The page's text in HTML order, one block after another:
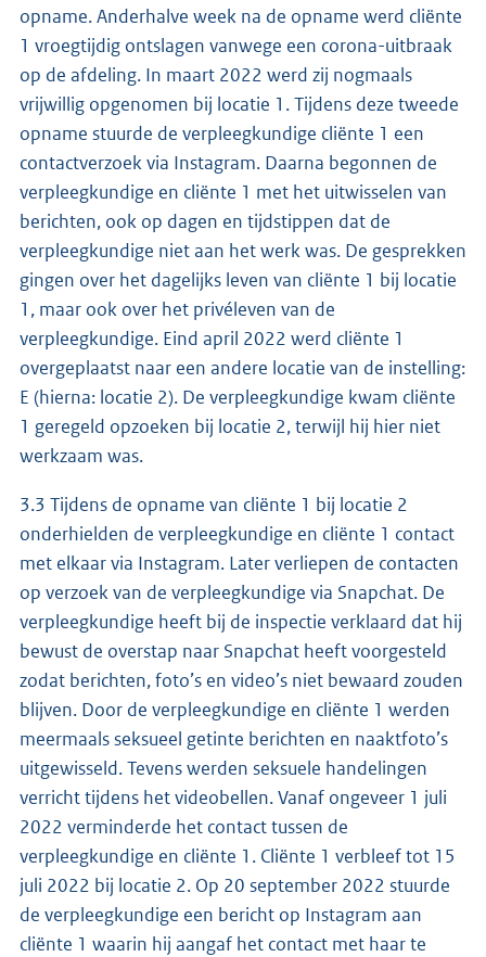
opname. Anderhalve week na de opname werd cliënte
1 vroegtijdig ontslagen vanwege een corona-uitbraak
op de afdeling. In maart 2022 werd zij nogmaals
vrijwillig opgenomen bij locatie 1. Tijdens deze tweede
opname stuurde de verpleegkundige cliënte 1 een
contactverzoek via Instagram. Daarna begonnen de
verpleegkundige en cliënte 1 met het uitwisselen van
berichten, ook op dagen en tijdstippen dat de
verpleegkundige niet aan het werk was. De gesprekken
gingen over het dagelijks leven van cliënte 1 bij locatie
1, maar ook over het privéleven van de
verpleegkundige. Eind april 2022 werd cliënte 1
overgeplaatst naar een andere locatie van de instelling:
E (hierna: locatie 2). De verpleegkundige kwam cliënte
1 geregeld opzoeken bij locatie 2, terwijl hij hier niet
werkzaam was.
3.3 Tijdens de opname van cliënte 1 bij locatie 2
onderhielden de verpleegkundige en cliënte 1 contact
met elkaar via Instagram. Later verliepen de contacten
op verzoek van de verpleegkundige via Snapchat. De
verpleegkundige heeft bij de inspectie verklaard dat hij
bewust de overstap naar Snapchat heeft voorgesteld
zodat berichten, foto’s en video’s niet bewaard zouden
blijven. Door de verpleegkundige en cliënte 1 werden
meermaals seksueel getinte berichten en naaktfoto’s
uitgewisseld. Tevens werden seksuele handelingen
verricht tijdens het videobellen. Vanaf ongeveer 1 juli
2022 verminderde het contact tussen de
verpleegkundige en cliënte 1. Cliënte 1 verbleef tot 15
juli 2022 bij locatie 2. Op 20 september 2022 stuurde
de verpleegkundige een bericht op Instagram aan
cliënte 1 waarin hij aangaf het contact met haar te